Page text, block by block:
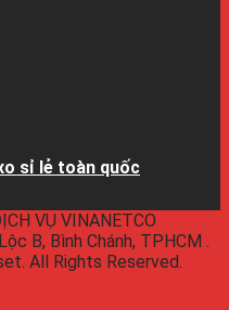
sỉ lẻ toàn quốc
VỤ VINANETCO
B, Bình Chánh, TPHCM .
All Rights Reserved.